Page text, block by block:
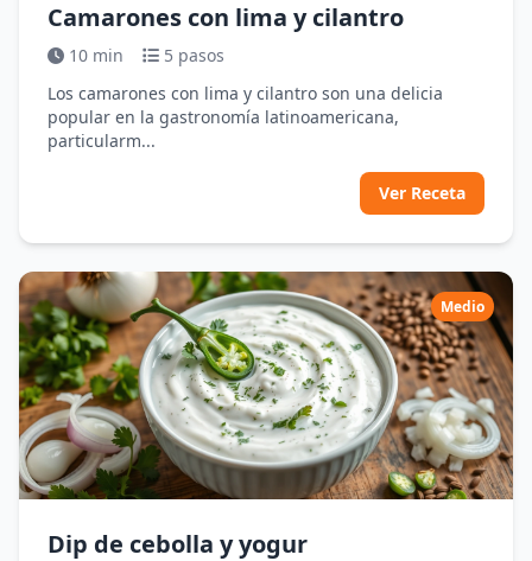
Camarones con lima y cilantro
10 min
5 pasos
Los camarones con lima y cilantro son una delicia
popular en la gastronomía latinoamericana,
particularm...
Ver Receta
Medio
Dip de cebolla y yogur